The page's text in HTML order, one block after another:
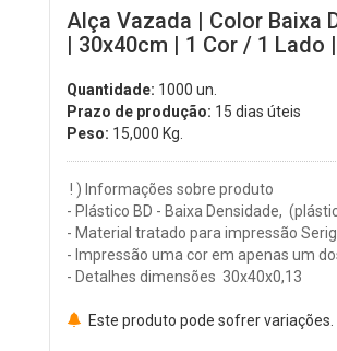
Alça Vazada | Color Baixa
| 30x40cm | 1 Cor / 1 Lado
Quantidade: 1000 un.
Prazo de produção: 15 dias úteis
Peso: 15,000 Kg.
! ) Informações sobre produto
- Plástico BD - Baixa Densidade,
- Material tratado para impressão
- Impressão uma cor em apenas um
- Detalhes dimensões 30x40x0,13
Este produto pode sofrer variações.